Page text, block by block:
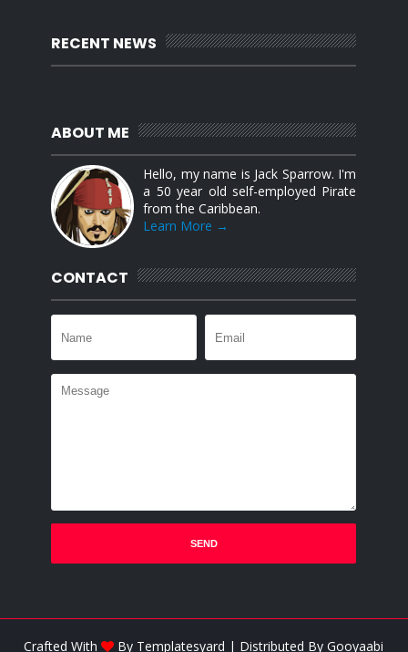
RECENT NEWS
ABOUT ME
Hello, my name is Jack Sparrow. I'm
a 50 year old self-employed Pirate
from the Caribbean.
Learn More →
CONTACT
Crafted With By Templatesyard | Distributed ByGooyaabi